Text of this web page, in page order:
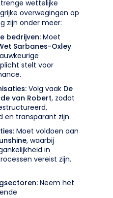
wettelijke
overwegingen op
zijn onder meer:
bedrijven: Moet
Sarbanes-Oxley
stelt voor
Volg vaak De
van Robert, zodat
en transparant zijn.
Moet voldoen aan
, waarbij
in
vereist zijn.
Neem het